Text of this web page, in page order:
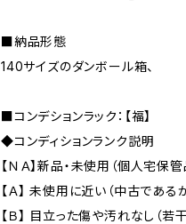
■納品形態
140サイズのダンボール箱、
■コンデションラック：【福】
◆コンディションランク説明
【ＮＡ】新品・未使用（個人宅保
【Ａ】 未使用に近い（中古である
【Ｂ】 目立った傷や汚れなし（